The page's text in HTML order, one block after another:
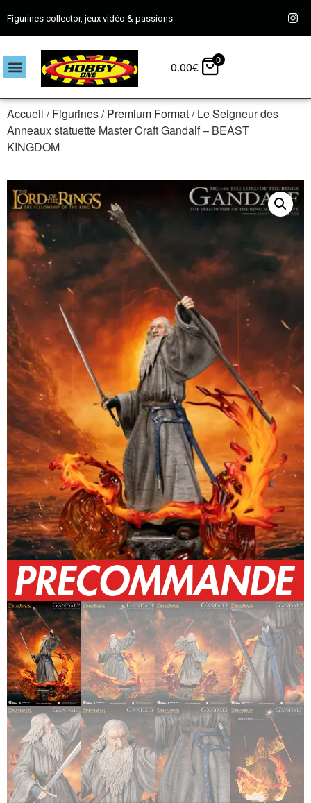
Figurines collector, jeux vidéo & passions
0.00€ 0
Accueil /Figurines/Premium Format/ Le Seigneur des
Anneaux statuette Master Craft Gandalf – BEAST
KINGDOM